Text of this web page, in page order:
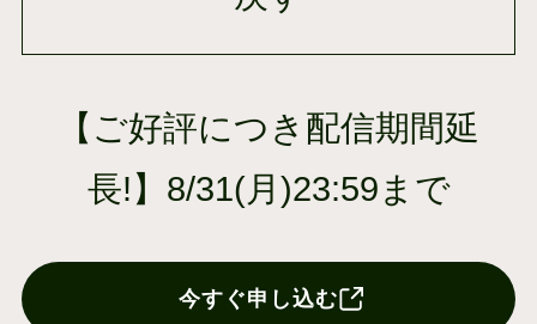
【ご好評につき配信期間延
長! 】8/31(月)23:59まで
今すぐ申し込む